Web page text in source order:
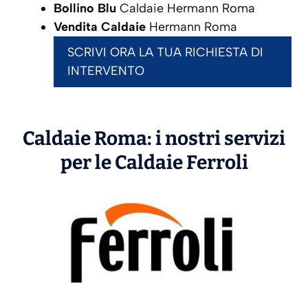
Bollino Blu Caldaie Hermann Roma
Vendita Caldaie Hermann Roma
SCRIVI ORA LA TUA RICHIESTA DI
INTERVENTO
Caldaie Roma: i nostri servizi
per le CaldaieFerroli